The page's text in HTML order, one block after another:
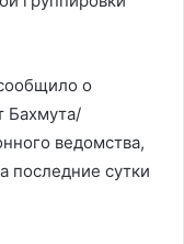
о
Бахмута/
ведомства,
последние сутки